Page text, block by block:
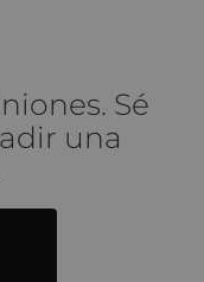
Sé
una